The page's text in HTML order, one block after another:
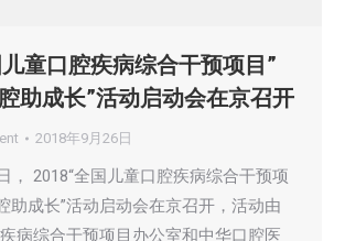
童口腔疾病综合干预项目”
助成长”活动启动会在京召开
2018年9月26日
， 2018“全国儿童口腔疾病综合干预项
助成长”活动启动会在京召开，活动由
病综合干预项目办公室和中华口腔医